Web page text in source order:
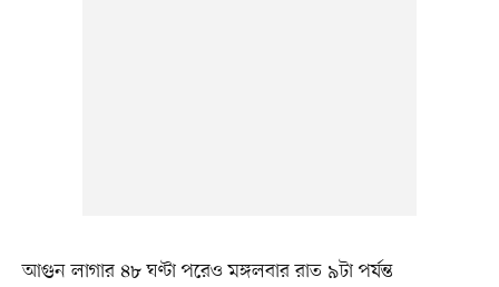
আগুন লাগার ৪৮ ঘণ্টা পরেও মঙ্গলবার রাত ৯টা পর্যন্ত